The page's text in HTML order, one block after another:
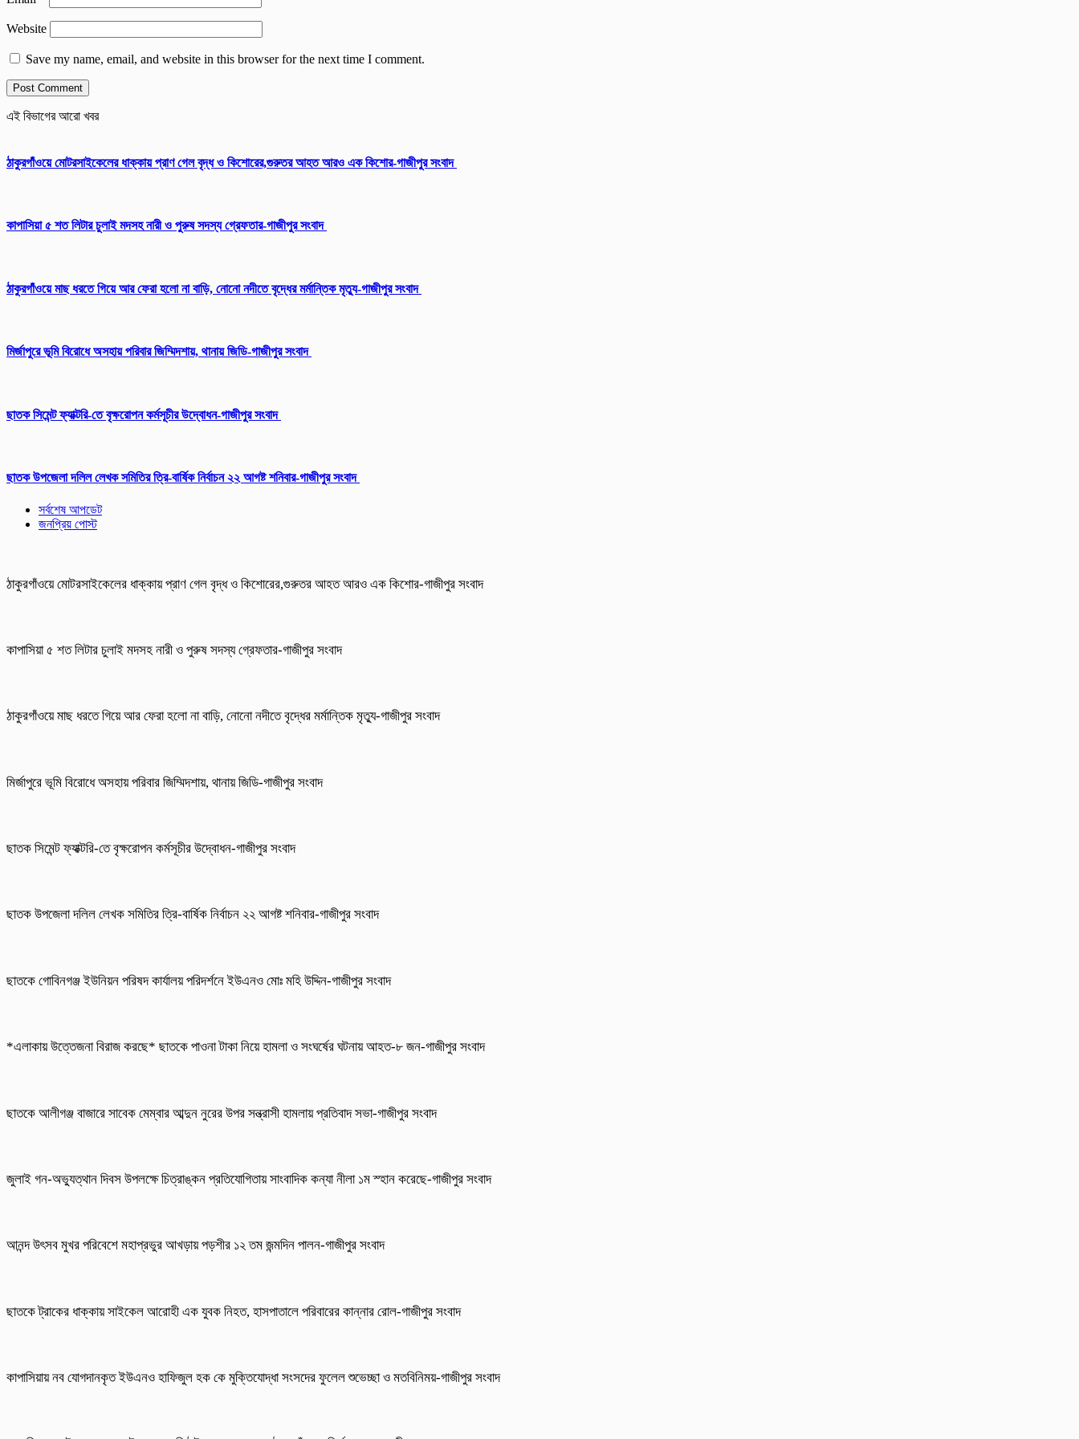
Website
Save my name, email, and website in this browser for the next time I comment.
এই বিভাগের আরো খবর
ঠাকুরগাঁওয়ে মোটরসাইকেলের ধাক্কায় প্রাণ গেল বৃদ্ধ ও কিশোরের,গুরুতর আহত আরও এক কিশোর-গাজীপুর সংবাদ
কাপাসিয়া ৫ শত লিটার চুলাই মদসহ নারী ও পুরুষ সদস্য গ্রেফতার-গাজীপুর সংবাদ
ঠাকুরগাঁওয়ে মাছ ধরতে গিয়ে আর ফেরা হলো না বাড়ি, নোনো নদীতে বৃদ্ধের মর্মান্তিক মৃত্যু-গাজীপুর সংবাদ
মির্জাপুরে ভূমি বিরোধে অসহায় পরিবার জিম্মিদশায়, থানায় জিডি-গাজীপুর সংবাদ
ছাতক সিমেন্ট ফ্যাক্টরি-তে বৃক্ষরোপন কর্মসূচীর উদ্বোধন-গাজীপুর সংবাদ
ছাতক উপজেলা দলিল লেখক সমিতির ত্রি-বার্ষিক নির্বাচন ২২ আগষ্ট শনিবার-গাজীপুর সংবাদ
সর্বশেষ আপডেট
জনপ্রিয় পোস্ট
ঠাকুরগাঁওয়ে মোটরসাইকেলের ধাক্কায় প্রাণ গেল বৃদ্ধ ও কিশোরের,গুরুতর আহত আরও এক কিশোর-গাজীপুর সংবাদ
কাপাসিয়া ৫ শত লিটার চুলাই মদসহ নারী ও পুরুষ সদস্য গ্রেফতার-গাজীপুর সংবাদ
ঠাকুরগাঁওয়ে মাছ ধরতে গিয়ে আর ফেরা হলো না বাড়ি, নোনো নদীতে বৃদ্ধের মর্মান্তিক মৃত্যু-গাজীপুর সংবাদ
মির্জাপুরে ভূমি বিরোধে অসহায় পরিবার জিম্মিদশায়, থানায় জিডি-গাজীপুর সংবাদ
ছাতক সিমেন্ট ফ্যাক্টরি-তে বৃক্ষরোপন কর্মসূচীর উদ্বোধন-গাজীপুর সংবাদ
ছাতক উপজেলা দলিল লেখক সমিতির ত্রি-বার্ষিক নির্বাচন ২২ আগষ্ট শনিবার-গাজীপুর সংবাদ
ছাতকে গোবিনগঞ্জ ইউনিয়ন পরিষদ কার্যালয় পরিদর্শনে ইউএনও মোঃ মহি উদ্দিন-গাজীপুর সংবাদ
*এলাকায় উত্তেজনা বিরাজ করছে* ছাতকে পাওনা টাকা নিয়ে হামলা ও সংঘর্ষের ঘটনায় আহত-৮ জন-গাজীপুর সংবাদ
ছাতকে আলীগঞ্জ বাজারে সাবেক মেম্বার আব্দুন নুরের উপর সন্ত্রাসী হামলায় প্রতিবাদ সভা-গাজীপুর সংবাদ
জুলাই গন-অভ্যুত্থান দিবস উপলক্ষে চিত্রাঙ্কন প্রতিযোগিতায় সাংবাদিক কন্যা নীলা ১ম স্হান করেছে-গাজীপুর সংবাদ
আনন্দ উৎসব মুখর পরিবেশে মহাপ্রভুর আখড়ায় পড়শীর ১২ তম জন্মদিন পালন-গাজীপুর সংবাদ
ছাতকে ট্রাকের ধাক্কায় সাইকেল আরোহী এক যুবক নিহত, হাসপাতালে পরিবারের কান্নার রোল-গাজীপুর সংবাদ
কাপাসিয়ায় নব যোগদানকৃত ইউএনও হাফিজুল হক কে মুক্তিযোদ্ধা সংসদের ফুলেল শুভেচ্ছা ও মতবিনিময়-গাজীপুর সংবাদ